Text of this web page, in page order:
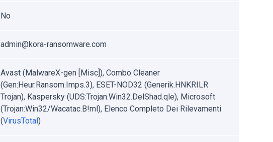
No
admin@kora-ransomware.com
Avast (MalwareX-gen [Misc]), Combo Cleaner
(Gen:Heur.Ransom.Imps.3), ESET-NOD32 (Generik.HNKRILR
Trojan), Kaspersky (UDS:Trojan.Win32.DelShad.qle), Microsoft
(Trojan:Win32/Wacatac.B!ml), Elenco Completo Dei Rilevamenti
(VirusTotal)